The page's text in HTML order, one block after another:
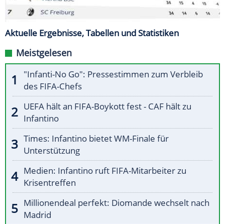
Aktuelle Ergebnisse, Tabellen und Statistiken
Meistgelesen
"Infanti-No Go": Pressestimmen zum Verbleib
des FIFA-Chefs
UEFA hält an FIFA-Boykott fest - CAF hält zu
Infantino
Times: Infantino bietet WM-Finale für
Unterstützung
Medien: Infantino ruft FIFA-Mitarbeiter zu
Krisentreffen
Millionendeal perfekt: Diomande wechselt nach
Madrid